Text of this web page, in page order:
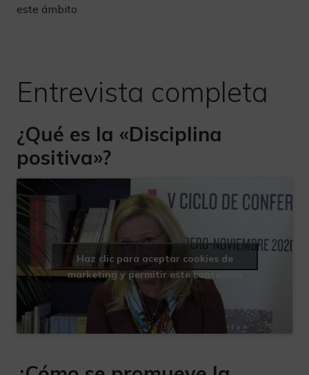
este ámbito
Entrevista completa
¿Qué es la «Disciplina
positiva»?
Haz clic para aceptar cookies de
marketing y permitir este contenido